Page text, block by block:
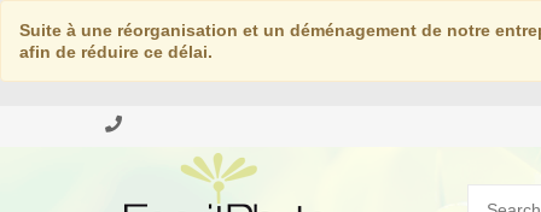
Suite à une réorganisation et un déménagement de notre
afin de réduire ce délai.